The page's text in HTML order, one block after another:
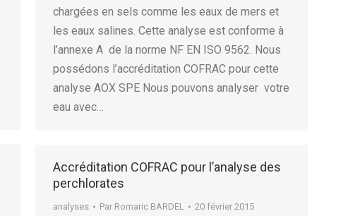
chargées en sels comme les eaux de mers et
les eaux salines. Cette analyse est conforme à
l’annexe A de la norme NF EN ISO 9562. Nous
possédons l’accréditation COFRAC pour cette
analyse AOX SPE Nous pouvons analyser votre
eau avec…
Accréditation COFRAC pour l’analyse des
perchlorates
analyses Par Romaric BARDEL 20 février 2015